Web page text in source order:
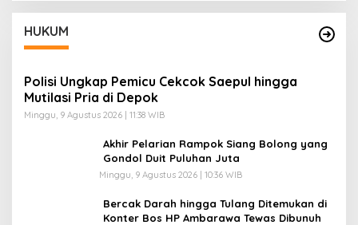
HUKUM
Polisi Ungkap Pemicu Cekcok Saepul hingga
Mutilasi Pria di Depok
Minggu, 9 Agustus 2026 | 11:38 WIB
Akhir Pelarian Rampok Siang Bolong yang
Gondol Duit Puluhan Juta
Minggu, 9 Agustus 2026 | 10:36 WIB
Bercak Darah hingga Tulang Ditemukan di
Konter Bos HP Ambarawa Tewas Dibunuh